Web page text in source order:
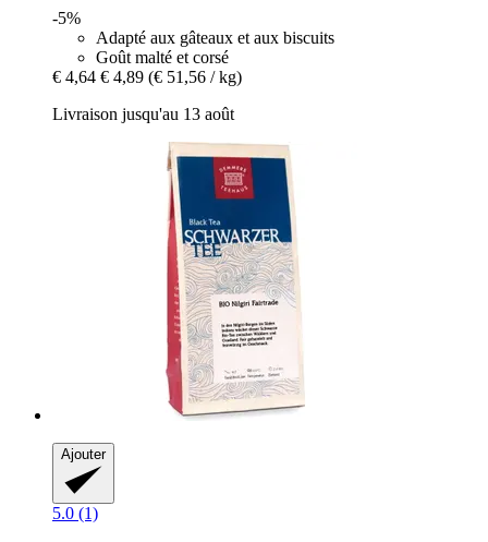
-5%
Adapté aux gâteaux et aux biscuits
Goût malté et corsé
€ 4,64 € 4,89 (€ 51,56 / kg)
Livraison jusqu'au 13 août
Ajouter
5.0 (1)